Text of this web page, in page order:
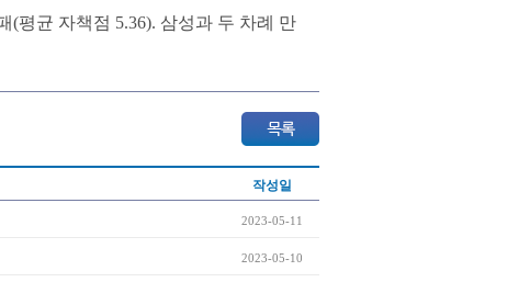
(평균 자책점 5.36). 삼성과 두 차례 만
작성일
2023-05-11
2023-05-10